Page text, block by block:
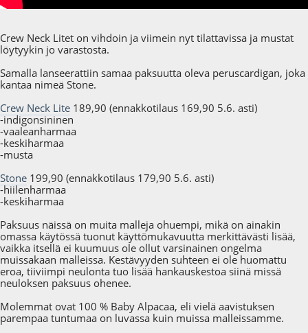
Crew Neck Litet on vihdoin ja viimein nyt tilattavissa ja mustat
löytyykin jo varastosta.
Samalla lanseerattiin samaa paksuutta oleva peruscardigan, joka
kantaa nimeä Stone.
Crew Neck Lite 189,90 (ennakkotilaus 169,90 5.6. asti)
-indigonsininen
-vaaleanharmaa
-keskiharmaa
-musta
Stone 199,90 (ennakkotilaus 179,90 5.6. asti)
-hiilenharmaa
-keskiharmaa
Paksuus näissä on muita malleja ohuempi, mikä on ainakin
omassa käytössä tuonut käyttömukavuutta merkittävästi lisää,
vaikka itsellä ei kuumuus ole ollut varsinainen ongelma
muissakaan malleissa. Kestävyyden suhteen ei ole huomattu
eroa, tiiviimpi neulonta tuo lisää hankauskestoa siinä missä
neuloksen paksuus ohenee.
Molemmat ovat 100 % Baby Alpacaa, eli vielä aavistuksen
parempaa tuntumaa on luvassa kuin muissa malleissamme.